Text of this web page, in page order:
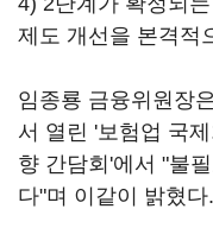
제도 개선을 본격적
임종룡 금융위원장
서 열린 '보험업 국
향 간담회'에서 "불
다"며 이같이 밝혔다.